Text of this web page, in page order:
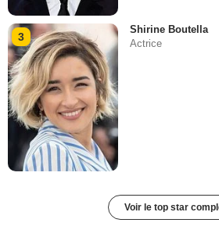
3
Shirine Boutella
Actrice
Voir le top star